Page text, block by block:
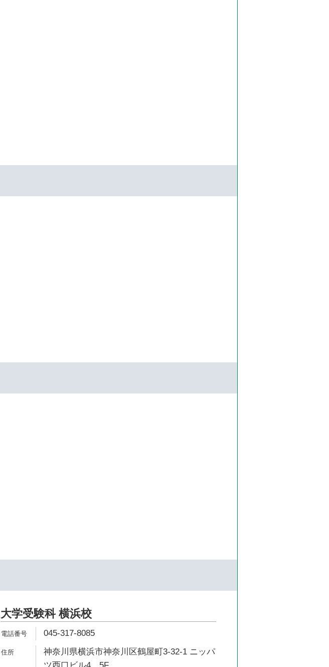
大学受験科 横浜校
045-317-8085
神奈川県横浜市神奈川区鶴屋町3-32-1 ニッパ